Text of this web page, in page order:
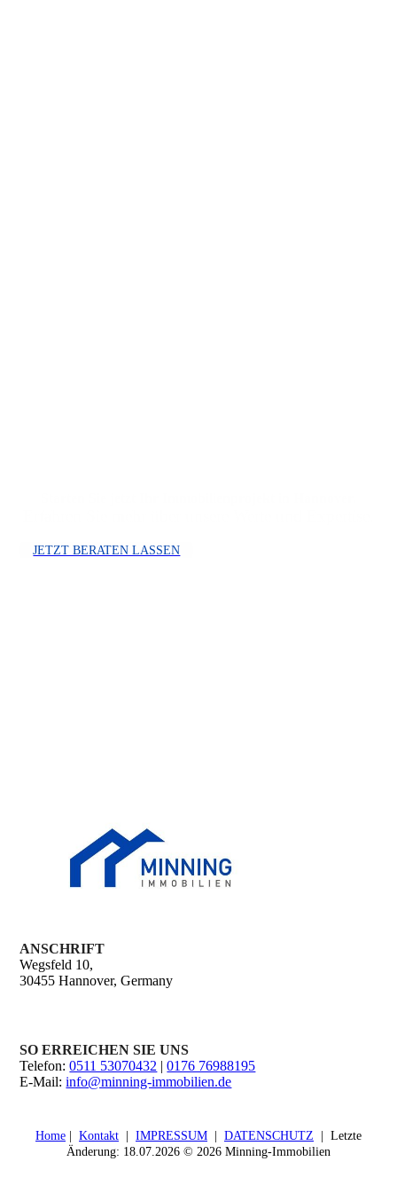
JETZT BERATEN LASSEN
ANSCHRIFT
Wegsfeld 10,
30455 Hannover, Germany
SO ERREICHEN SIE UNS
Telefon: 0511 53070432 |0176 76988195
E-Mail: info@minning-immobilien.de
Home Kontakt IMPRESSUM DATENSCHUTZ | Letzte
Änderung: 18.07.2026 © 2026 Minning-Immobilien